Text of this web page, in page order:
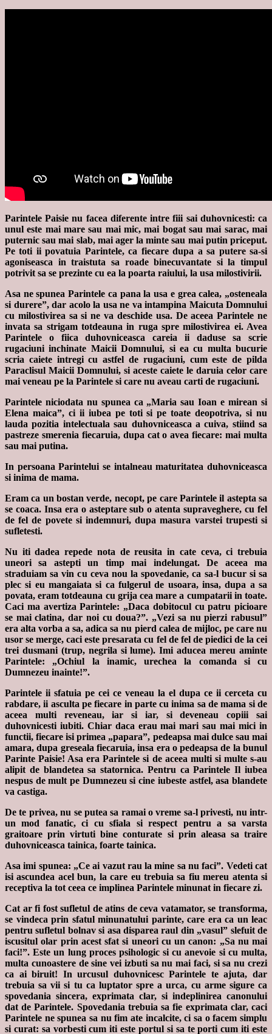
Parintele Paisie nu facea diferente intre fiii sai duhovnicesti: ca
unul este mai mare sau mai mic, mai bogat sau mai sarac, mai
puternic sau mai slab, mai ager la minte sau mai putin priceput.
Pe toti ii povatuia Parintele, ca fiecare dupa a sa putere sa-si
agoniseasca in traistuta sa roade binecuvantate si la timpul
potrivit sa se prezinte cu ea la poarta raiului, la usa milostivirii.
Asa ne spunea Parintele ca pana la usa e grea calea, „osteneala
si durere”, dar acolo la usa ne va intampina Maicuta Domnului
cu milostivirea sa si ne va deschide usa. De aceea Parintele ne
invata sa strigam totdeauna in ruga spre milostivirea ei. Avea
Parintele o fiica duhovniceasca careia ii daduse sa scrie
rugaciuni inchinate Maicii Domnului, si ea cu multa bucurie
scria caiete intregi cu astfel de rugaciuni, cum este de pilda
Paraclisul Maicii Domnului, si aceste caiete le daruia celor care
mai veneau pe la Parintele si care nu aveau carti de rugaciuni.
Parintele niciodata nu spunea ca „Maria sau Ioan e mirean si
Elena maica”, ci ii iubea pe toti si pe toate deopotriva, si nu
lauda pozitia intelectuala sau duhovniceasca a cuiva, stiind sa
pastreze smerenia fiecaruia, dupa cat o avea fiecare: mai multa
sau mai putina.
In persoana Parintelui se intalneau maturitatea duhovniceasca
si inima de mama.
Eram ca un bostan verde, necopt, pe care Parintele il astepta sa
se coaca. Insa era o asteptare sub o atenta supraveghere, cu fel
de fel de povete si indemnuri, dupa masura varstei trupesti si
sufletesti.
Nu iti dadea repede nota de reusita in cate ceva, ci trebuia
uneori sa astepti un timp mai indelungat. De aceea ma
straduiam sa vin cu ceva nou la spovedanie, ca sa-l bucur si sa
plec si eu mangaiata si ca fulgerul de usoara, insa, dupa a sa
povata, eram totdeauna cu grija cea mare a cumpatarii in toate.
Caci ma avertiza Parintele: „Daca dobitocul cu patru picioare
se mai clatina, dar noi cu doua?”. „Vezi sa nu pierzi rabusul”
era alta vorba a sa, adica sa nu pierd calea de mijloc, pe care nu
usor se merge, caci este presarata cu fel de fel de piedici de la cei
trei dusmani (trup, negrila si lume). Imi aducea mereu aminte
Parintele: „Ochiul la inamic, urechea la comanda si cu
Dumnezeu inainte!”.
Parintele ii sfatuia pe cei ce veneau la el dupa ce ii cerceta cu
rabdare, ii asculta pe fiecare in parte cu inima sa de mama si de
aceea multi reveneau, iar si iar, si deveneau copiii sai
duhovnicesti iubiti. Chiar daca erau mai mari sau mai mici in
functii, fiecare isi primea „papara”, pedeapsa mai dulce sau mai
amara, dupa greseala fiecaruia, insa era o pedeapsa de la bunul
Parinte Paisie! Asa era Parintele si de aceea multi si multe s-au
alipit de blandetea sa statornica. Pentru ca Parintele Il iubea
nespus de mult pe Dumnezeu si cine iubeste astfel, asa blandete
va castiga.
De te privea, nu se putea sa ramai o vreme sa-l privesti, nu intr-
un mod fanatic, ci cu sfiala si respect pentru a sa varsta
graitoare prin virtuti bine conturate si prin aleasa sa traire
duhovniceasca tainica, foarte tainica.
Asa imi spunea: „Ce ai vazut rau la mine sa nu faci”. Vedeti cat
isi ascundea acel bun, la care eu trebuia sa fiu mereu atenta si
receptiva la tot ceea ce implinea Parintele minunat in fiecare zi.
Cat ar fi fost sufletul de atins de ceva vatamator, se transforma,
se vindeca prin sfatul minunatului parinte, care era ca un leac
pentru sufletul bolnav si asa disparea raul din „vasul” slefuit de
iscusitul olar prin acest sfat si uneori cu un canon: „Sa nu mai
faci!”. Este un lung proces psihologic si cu anevoie si cu multa,
multa cunoastere de sine vei izbuti sa nu mai faci, si sa nu crezi
ca ai biruit! In urcusul duhovnicesc Parintele te ajuta, dar
trebuia sa vii si tu ca luptator spre a urca, cu arme sigure ca
spovedania sincera, exprimata clar, si indeplinirea canonului
dat de Parintele. Spovedania trebuia sa fie exprimata clar, caci
Parintele ne spunea sa nu fim ate incalcite, ci sa o facem simplu
si curat: sa vorbesti cum iti este portul si sa te porti cum iti este